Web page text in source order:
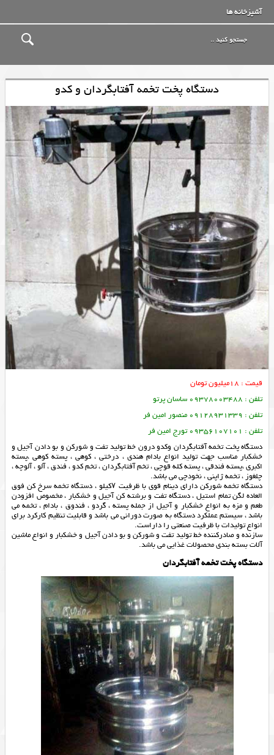
آشپزخانه ها
دستگاه پخت تخمه آفتابگردان و کدو
قیمت : 18میلیون تومان
تلفن : 09378003488 ساسان پرتو
تلفن : 09128931339 منصور امین فر
تلفن : 09356107101 تورج امین فر
دستگاه پخت تخمه آفتابگردان وکدو درون خط تولید تفت و شورکن و بو دادن آجیل و
خشکبار مناسب جهت تولید انواع بادام هندی ، درختی ، کوهی ، پسته کوهی ،پسته
اکبری ،پسته فندقی ، پسته کله قوچی ، تخم آفتابگردان ، تخم کدو ، فندق ، آلو ، آلوچه ،
چلغوز ، تخمه ژاپنی ، نخودچی می باشد.
دستگاه تخمه شورکن دارای دینام قوی با ظرفیت ۷کیلو ، دستگاه تخمه سرخ کن فوق
العاده لگن تمام استيل ، دستگاه تفت و برشته کن آجیل و خشکبار ، مخصوص افزودن
طعم و مزه به انواع خشکبار و آجیل از جمله پسته ، گردو ، فندوق ، بادام ، تخمه می
باشد ، سیستم عملکرد دستگاه به صورت دورانی می باشد و قابلیت تنظیم کارکرد برای
انواع تولیدات با ظرفیت صنعتی را داراست.
سازنده و صادرکننده خط تولید تفت و شورکن و بو دادن آجیل و خشکبار و انواع ماشین
آلات بسته بندی محصولات غذایی می باشد.
دستگاه پخت تخمه آفتابگردان